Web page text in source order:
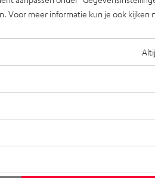
voor podcasts, Youtube-video's,
Voor meer informatie kun je ook kijken